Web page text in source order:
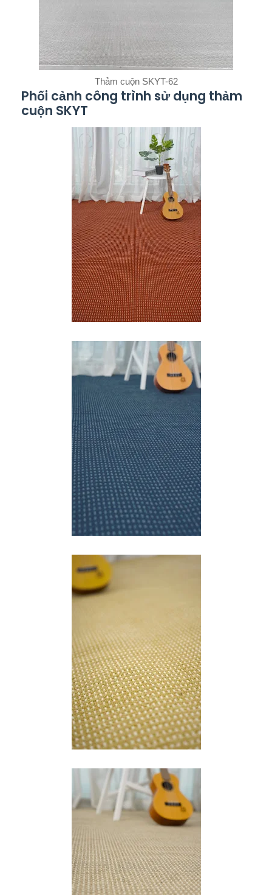
Thảm cuộn SKYT-62
Phối cảnh công trình sử dụng thảm
cuộn SKYT